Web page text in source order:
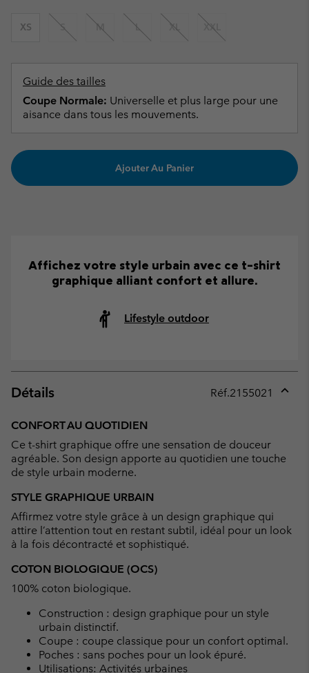
XS S M L XL XXL
Guide des tailles
Coupe Normale: Universelle et plus large pour une
aisance dans tous les mouvements.
Ajouter Au Panier
Affichez votre style urbain avec ce t-shirt
graphique alliant confort et allure.
Lifestyle outdoor
Détails Réf.2155021
CONFORT AU QUOTIDIEN
Ce t-shirt graphique offre une sensation de douceur
agréable. Son design apporte au quotidien une touche
de style urbain moderne.
STYLE GRAPHIQUE URBAIN
Affirmez votre style grâce à un design graphique qui
attire l’attention tout en restant subtil, idéal pour un look
à la fois décontracté et sophistiqué.
COTON BIOLOGIQUE (OCS)
100% coton biologique.
Construction : design graphique pour un style
urbain distinctif.
Coupe : coupe classique pour un confort optimal.
Poches : sans poches pour un look épuré.
Utilisations: Activités urbaines